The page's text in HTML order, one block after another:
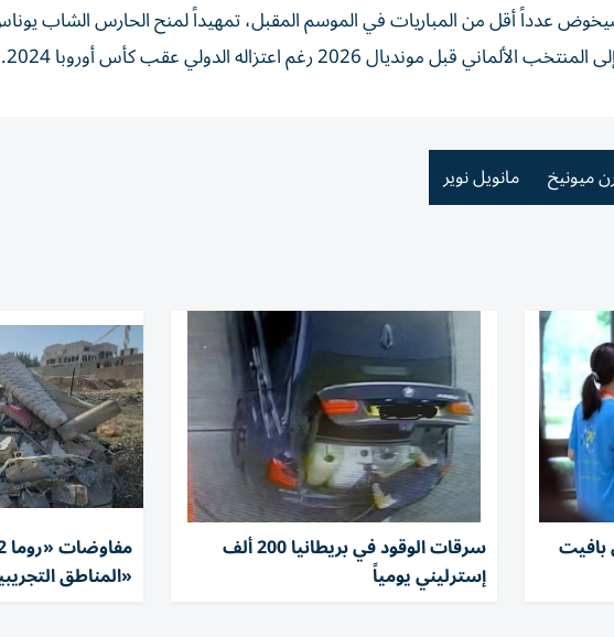
سيخوض عدداً أقل من المباريات في الموسم المقبل، تمهيداً لمنح الحارس الشاب
مونديال 2026 رغم اعتزاله الدولي عقب كأس أوروبا 2024.
ميونيخ مانويل نوير
بافيت سرقات الوقود في بريطانيا 200 ألف
إسترليني يومياً «المناطق